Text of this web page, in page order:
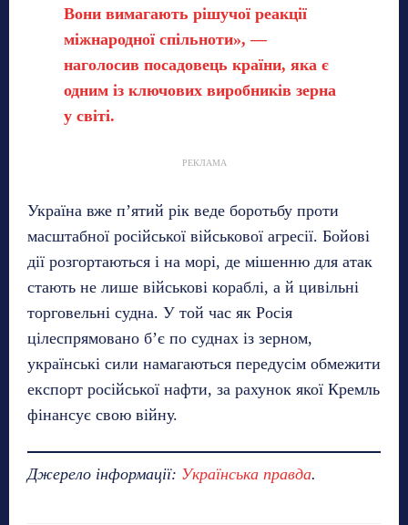
Вони вимагають рішучої реакції
міжнародної спільноти», —
наголосив посадовець країни, яка є
одним із ключових виробників зерна
у світі.
РЕКЛАМА
Україна вже п’ятий рік веде боротьбу проти
масштабної російської військової агресії. Бойові
дії розгортаються і на морі, де мішенню для атак
стають не лише військові кораблі, а й цивільні
торговельні судна. У той час як Росія
цілеспрямовано б’є по суднах із зерном,
українські сили намагаються передусім обмежити
експорт російської нафти, за рахунок якої Кремль
фінансує свою війну.
Джерело інформації: Українська правда.